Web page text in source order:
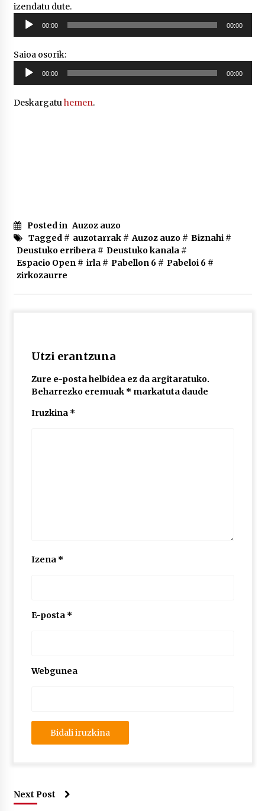
izendatu dute.
Soinu
erreproduzigailua
00:00 00:00
Saioa osorik:
Soinu
erreproduzigailua
00:00 00:00
Deskargatuhemen.
Posted in Auzoz auzo
Tagged # auzotarrak# Auzoz auzo# Biznahi#
Deustuko erribera# Deustuko kanala#
Espacio Open# irla# Pabellon 6# Pabeloi 6#
zirkozaurre
Utzi erantzuna
Zure e-posta helbidea ez da argitaratuko.
Beharrezko eremuak * markatuta daude
Iruzkina *
Izena *
E-posta *
Webgunea
Next Post